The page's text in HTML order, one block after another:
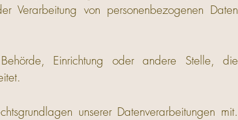
von personenbezogenen Daten
Behörde, Einrichtung oder andere Stelle, die
unserer Datenverarbeitungen mit.